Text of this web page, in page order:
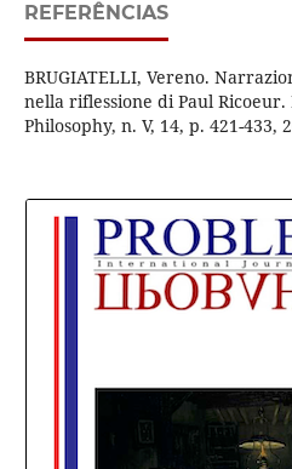
REFERÊNCIAS
BRUGIATELLI, Vereno.
nella riflessione di Paul
Philosophy, n. V, 14, p. 421-433,